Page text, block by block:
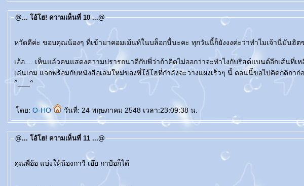
@... โอ้โฮ! ความเห็นที่ 10 ...@
หวัดดีค่ะ ขอบคุณน้องๆ ที่เข้ามาคอมเม้นท์ในบล็อกนี้นะคะ ทุกวันนี้ก็ยังงงค่ะว่าทำไมเจ้านี่มันฮิ
เอ้อ.... เห็นแล้วคนแสดงความปรารถนาดีกับพี่ว่าถ้าคิดไม่ออกว่าจะทำไงกับริสต์แบนด์อีกเส้นที่เห
เล่นเกม แจกพร้อมกับหนังสือเล่มใหม่ของพี่โอ้โฮที่กำลังจะวางแผงเร็วๆ นี้ ตอนนี้ขอไปคิดกติกา
^___^
ดย: O-HO วันที่: 24 พฤษภาคม 2548 เวลา:23:09:38 น.
@... โอ้โฮ! ความเห็นที่ 11 ...@
คุณพี่อ้อ แบ่งให้น้องกาวี เอ๊ย กาบือก็ได้